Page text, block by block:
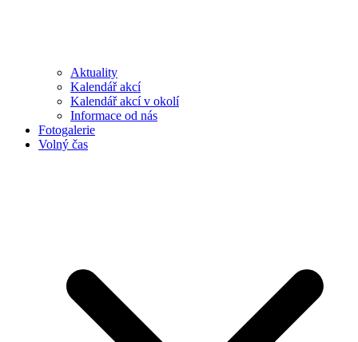
Aktuality
Kalendář akcí
Kalendář akcí v okolí
Informace od nás
Fotogalerie
Volný čas